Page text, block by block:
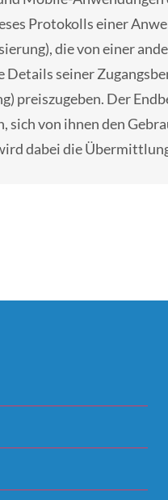
Protokolls einer
die von einer
Details seiner
preiszugeben. Der
sich von ihnen den
dabei die